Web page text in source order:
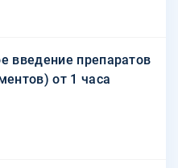
введение препаратов
от 1 часа